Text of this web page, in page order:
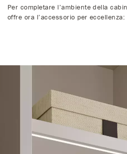
Per completare l’ambiente della
offre ora l’accessorio per